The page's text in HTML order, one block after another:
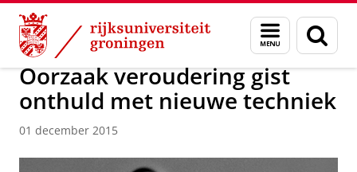
Skip
Content
Skip
Navigation
Menu
en
zoeken
Over ons Actueel Nieuws Nieuwsberichten
Oorzaak veroudering gist
onthuld met nieuwe techniek
01 december 2015